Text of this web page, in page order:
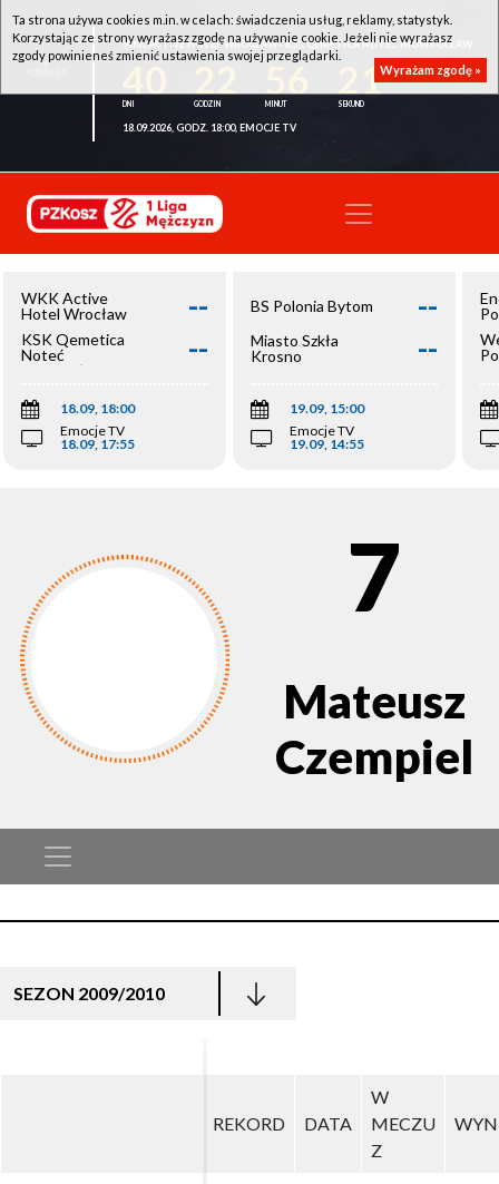
WKK ACTIVE HOTEL WROCŁAW - KSK QEMETICA NOTEĆ INOWROCŁAW
21
18.09.2026, GODZ. 18:00, EMOCJE TV
WKK Active
Hotel Wrocław
--
KSK Qemetica
Noteć
Inowrocław
--
18.09, 18:00
Emocje TV
18.09, 17:55
BS Polonia Bytom --
Miasto Szkła
Krosno
--
19.09, 15:00
Emocje TV
19.09, 14:55
7
Mateusz
Czempiel
SEZON 2009/2010
REKORD DATA
W
MECZU
Z
REKORD DATA
W
MECZU
Z
Ta strona używa cookies m.in. w celach: świadczenia usług, reklamy, statystyk.
Korzystając ze strony wyrażasz zgodę na używanie cookie. Jeżeli nie wyrażasz
zgody powinieneś zmienić ustawienia swojej przeglądarki.
Wyrażam zgodę »